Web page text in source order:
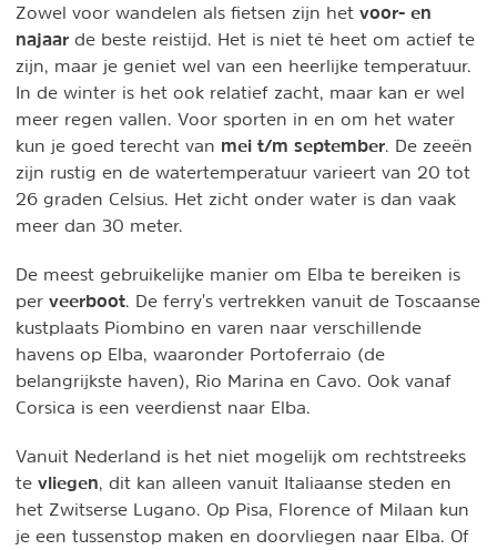
Zowel voor wandelen als fietsen zijn het voor- en
najaar de beste reistijd. Het is niet té heet om actief te
zijn, maar je geniet wel van een heerlijke temperatuur.
In de winter is het ook relatief zacht, maar kan er wel
meer regen vallen. Voor sporten in en om het water
kun je goed terecht van mei t/m september. De zeeën
zijn rustig en de watertemperatuur varieert van 20 tot
26 graden Celsius. Het zicht onder water is dan vaak
meer dan 30 meter.
De meest gebruikelijke manier om Elba te bereiken is
per veerboot. De ferry's vertrekken vanuit de Toscaanse
kustplaats Piombino en varen naar verschillende
havens op Elba, waaronder Portoferraio (de
belangrijkste haven), Rio Marina en Cavo. Ook vanaf
Corsica is een veerdienst naar Elba.
Vanuit Nederland is het niet mogelijk om rechtstreeks
te vliegen, dit kan alleen vanuit Italiaanse steden en
het Zwitserse Lugano. Op Pisa, Florence of Milaan kun
je een tussenstop maken en doorvliegen naar Elba. Of